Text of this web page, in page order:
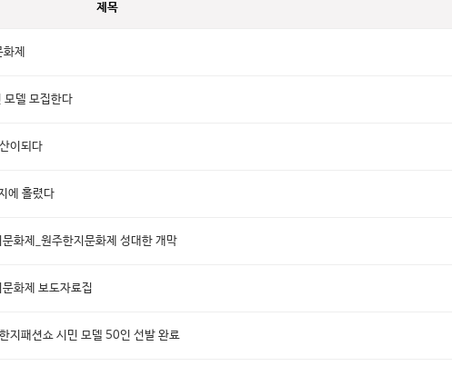
제목
제
델 모집한다
이되다
에 홀렸다
화제_원주한지문화제 성대한 개막
화제 보도자료집
지패션쇼 시민 모델 50인 선발 완료